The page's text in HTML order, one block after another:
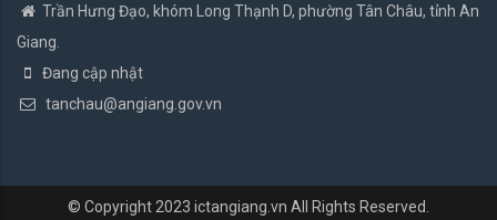
Trần Hưng Đạo, khóm Long Thạnh D, phường Tân Châu, tỉnh An
Giang.
Đang cập nhật
tanchau@angiang.gov.vn
© Copyright 2023 ictangiang.vn All Rights Reserved.